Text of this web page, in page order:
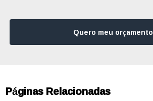
Quero meu orçamento
Páginas Relacionadas